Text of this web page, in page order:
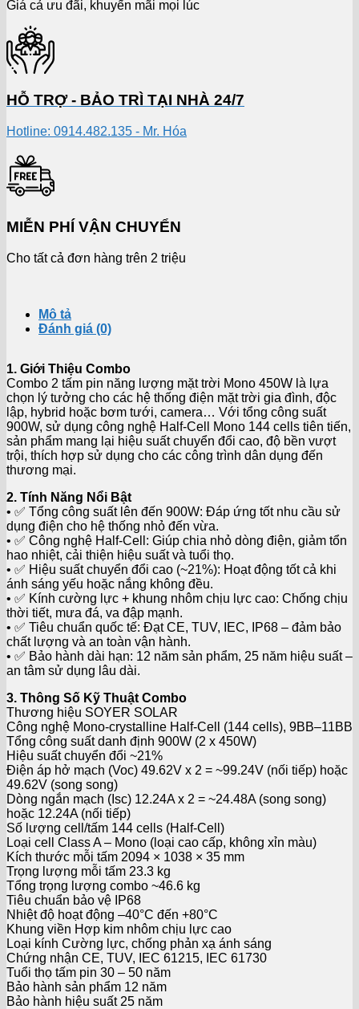
Giá cả ưu đãi, khuyến mãi mọi lúc
HỖ TRỢ - BẢO TRÌ TẠI NHÀ 24/7
Hotline: 0914.482.135 - Mr. Hóa
MIỄN PHÍ VẬN CHUYỂN
Cho tất cả đơn hàng trên 2 triệu
Mô tả
Đánh giá (0)
1. Giới Thiệu Combo
Combo 2 tấm pin năng lượng mặt trời Mono 450W là lựa
chọn lý tưởng cho các hệ thống điện mặt trời gia đình, độc
lập, hybrid hoặc bơm tưới, camera… Với tổng công suất
900W, sử dụng công nghệ Half-Cell Mono 144 cells tiên tiến,
sản phẩm mang lại hiệu suất chuyển đổi cao, độ bền vượt
trội, thích hợp sử dụng cho các công trình dân dụng đến
thương mại.
2. Tính Năng Nổi Bật
• ✅ Tổng công suất lên đến 900W: Đáp ứng tốt nhu cầu sử
dụng điện cho hệ thống nhỏ đến vừa.
• ✅ Công nghệ Half-Cell: Giúp chia nhỏ dòng điện, giảm tổn
hao nhiệt, cải thiện hiệu suất và tuổi thọ.
• ✅ Hiệu suất chuyển đổi cao (~21%): Hoạt động tốt cả khi
ánh sáng yếu hoặc nắng không đều.
• ✅ Kính cường lực + khung nhôm chịu lực cao: Chống chịu
thời tiết, mưa đá, va đập mạnh.
• ✅ Tiêu chuẩn quốc tế: Đạt CE, TUV, IEC, IP68 – đảm bảo
chất lượng và an toàn vận hành.
• ✅ Bảo hành dài hạn: 12 năm sản phẩm, 25 năm hiệu suất –
an tâm sử dụng lâu dài.
3. Thông Số Kỹ Thuật Combo
Thương hiệu SOYER SOLAR
Công nghệ Mono-crystalline Half-Cell (144 cells), 9BB–11BB
Tổng công suất danh định 900W (2 x 450W)
Hiệu suất chuyển đổi ~21%
Điện áp hở mạch (Voc) 49.62V x 2 = ~99.24V (nối tiếp) hoặc
49.62V (song song)
Dòng ngắn mạch (Isc) 12.24A x 2 = ~24.48A (song song)
hoặc 12.24A (nối tiếp)
Số lượng cell/tấm 144 cells (Half-Cell)
Loại cell Class A – Mono (loại cao cấp, không xỉn màu)
Kích thước mỗi tấm 2094 × 1038 × 35 mm
Trọng lượng mỗi tấm 23.3 kg
Tổng trọng lượng combo ~46.6 kg
Tiêu chuẩn bảo vệ IP68
Nhiệt độ hoạt động –40°C đến +80°C
Khung viền Hợp kim nhôm chịu lực cao
Loại kính Cường lực, chống phản xạ ánh sáng
Chứng nhận CE, TUV, IEC 61215, IEC 61730
Tuổi thọ tấm pin 30 – 50 năm
Bảo hành sản phẩm 12 năm
Bảo hành hiệu suất 25 năm